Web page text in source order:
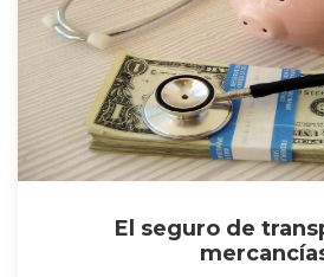
El seguro de